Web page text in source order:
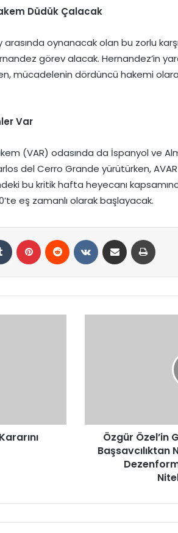
Düdük Çalacak
oynanacak olan bu zorlu
görev alacak. Hernandez’in
mücadelenin dördüncü hakemi
Var
(VAR) odasında da İspanyol ve
del Cerro Grande yürütürken,
bu kritik hafta heyecanı
eş zamanlı olarak başlayacak.
Tumblr Pinterest Reddit VKontakteE-Posta ile paylaş
Açıklamalar
Dezenformasyon
Özgür Özel’in
Başsavcılıktan